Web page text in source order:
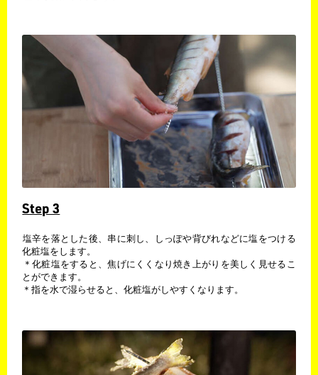
Step 3
​塩辛を落とした後、串に刺し、しっぽや背びれなどに塩をつける
化粧塩をします。
​＊化粧塩をすると、焦げにくくなり焼き上がりを美しく見せるこ
とができます。
​＊指を水で湿らせると、化粧塩がしやすくなります。